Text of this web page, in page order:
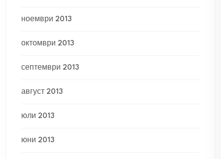
ноември 2013
октомври 2013
септември 2013
август 2013
юли 2013
юни 2013